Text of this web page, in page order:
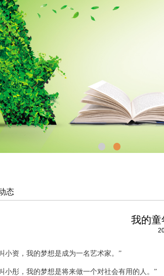
态
我的童
小资，我的梦想是成为一名艺术家。”
小彤，我的梦想是将来做一个对社会有用的人。”